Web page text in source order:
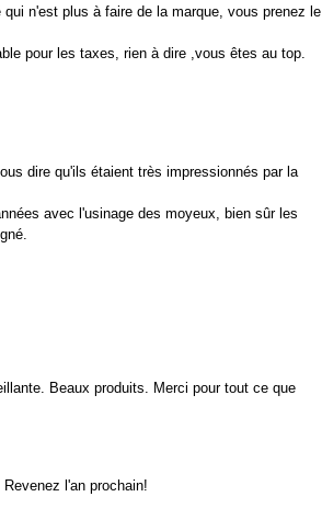
n'est plus à faire de la marque, vous prenez le
pour les taxes, rien à dire ,vous êtes au top.
dire qu'ils étaient très impressionnés par la
avec l'usinage des moyeux, bien sûr les
Beaux produits. Merci pour tout ce que
l'an prochain!